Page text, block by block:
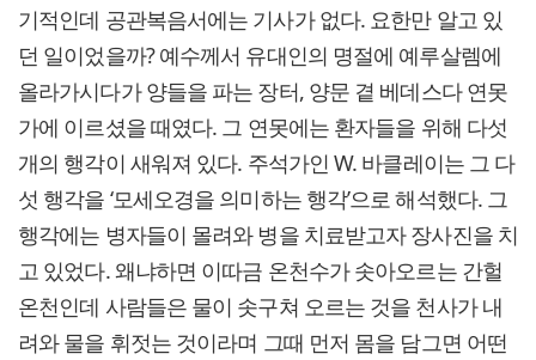
기적인데 공관복음서에는 기사가 없다. 요한만 알고 있
던 일이었을까? 예수께서 유대인의 명절에 예루살렘에
올라가시다가 양들을 파는 장터, 양문 곁 베데스다 연못
가에 이르셨을 때였다. 그 연못에는 환자들을 위해 다섯
개의 행각이 새워져 있다. 주석가인 W. 바클레이는 그 다
섯 행각을 ‘모세오경을 의미하는 행각’으로 해석했다. 그
행각에는 병자들이 몰려와 병을 치료받고자 장사진을 치
고 있었다. 왜냐하면 이따금 온천수가 솟아오르는 간헐
온천인데 사람들은 물이 솟구쳐 오르는 것을 천사가 내
려와 물을 휘젓는 것이라며 그때 먼저 몸을 담그면 어떤